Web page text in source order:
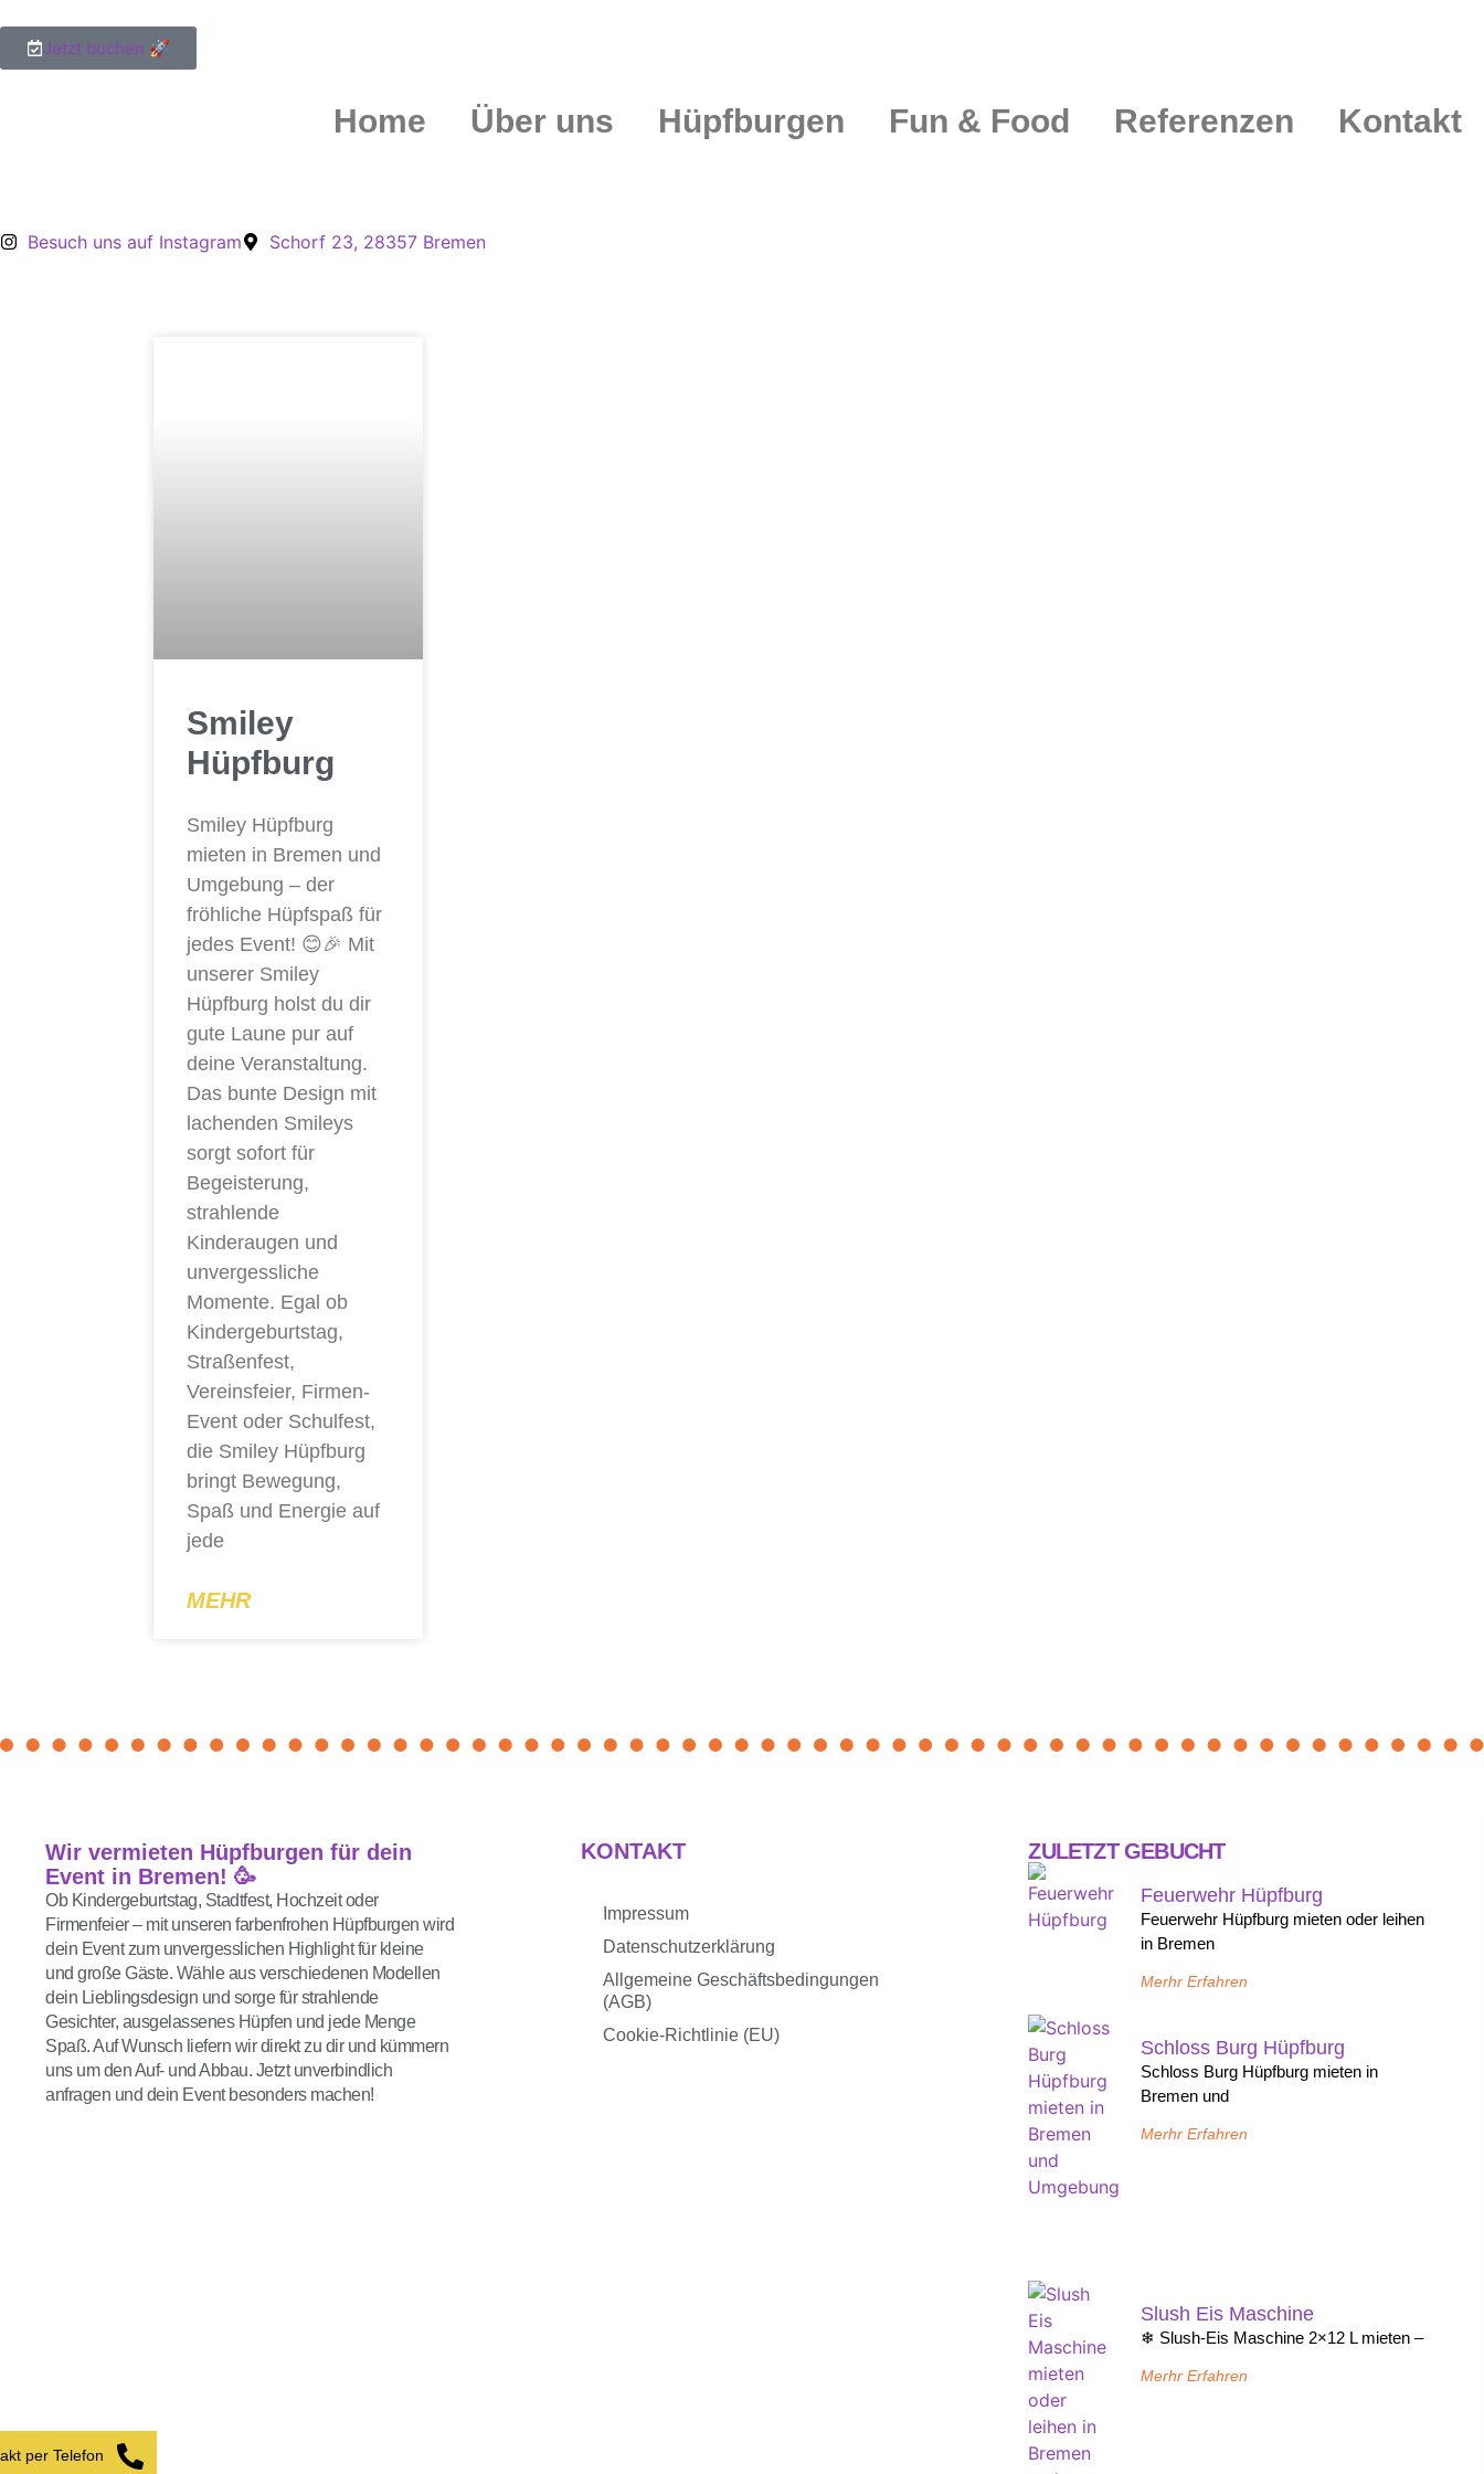
springen
Jetzt buchen 🚀
Home Über uns Hüpfburgen Fun & Food Referenzen Kontakt
Besuch uns auf Instagram Schorf 23, 28357 Bremen
Smiley
Hüpfburg
Smiley Hüpfburg
mieten in Bremen und
Umgebung – der
fröhliche Hüpfspaß für
jedes Event! 😊🎉 Mit
unserer Smiley
Hüpfburg holst du dir
gute Laune pur auf
deine Veranstaltung.
Das bunte Design mit
lachenden Smileys
sorgt sofort für
Begeisterung,
strahlende
Kinderaugen und
unvergessliche
Momente. Egal ob
Kindergeburtstag,
Straßenfest,
Vereinsfeier, Firmen-
Event oder Schulfest,
die Smiley Hüpfburg
bringt Bewegung,
Spaß und Energie auf
jede
MEHR
Wir vermieten Hüpfburgen für dein
Event in Bremen! 🥳
Ob Kindergeburtstag, Stadtfest, Hochzeit oder
Firmenfeier – mit unseren farbenfrohen Hüpfburgen wird
dein Event zum unvergesslichen Highlight für kleine
und große Gäste. Wähle aus verschiedenen Modellen
dein Lieblingsdesign und sorge für strahlende
Gesichter, ausgelassenes Hüpfen und jede Menge
Spaß. Auf Wunsch liefern wir direkt zu dir und kümmern
uns um den Auf- und Abbau. Jetzt unverbindlich
anfragen und dein Event besonders machen!
KONTAKT
Impressum
Datenschutzerklärung
Allgemeine Geschäftsbedingungen
(AGB)
Cookie-Richtlinie (EU)
ZULETZT GEBUCHT
Feuerwehr Hüpfburg
Feuerwehr Hüpfburg mieten oder leihen
in Bremen
Merhr Erfahren
Schloss Burg Hüpfburg
Schloss Burg Hüpfburg mieten in
Bremen und
Merhr Erfahren
Slush Eis Maschine
❄ Slush-Eis Maschine 2×12 L mieten –
Merhr Erfahren
per Telefon